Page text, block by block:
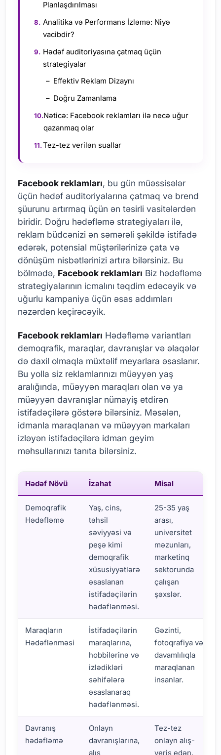
Planlaşdırılması
Analitika və Performans İzləmə: Niyə
vacibdir?
Hədəf auditoriyasına çatmaq üçün
strategiyalar
Effektiv Reklam Dizaynı
Doğru Zamanlama
Nəticə: Facebook reklamları ilə necə uğur
qazanmaq olar
Tez-tez verilən suallar
Facebook reklamları, bu gün müəssisələr
üçün hədəf auditoriyalarına çatmaq və brend
şüurunu artırmaq üçün ən təsirli vasitələrdən
biridir. Doğru hədəfləmə strategiyaları ilə,
reklam büdcənizi ən səmərəli şəkildə istifadə
edərək, potensial müştərilərinizə çata və
dönüşüm nisbətlərinizi artıra bilərsiniz. Bu
bölmədə, Facebook reklamları Biz hədəfləmə
strategiyalarının icmalını təqdim edəcəyik və
uğurlu kampaniya üçün əsas addımları
nəzərdən keçirəcəyik.
Facebook reklamları Hədəfləmə variantları
demoqrafik, maraqlar, davranışlar və əlaqələr
də daxil olmaqla müxtəlif meyarlara əsaslanır.
Bu yolla siz reklamlarınızı müəyyən yaş
aralığında, müəyyən maraqları olan və ya
müəyyən davranışlar nümayiş etdirən
istifadəçilərə göstərə bilərsiniz. Məsələn,
idmanla maraqlanan və müəyyən markaları
izləyən istifadəçilərə idman geyim
məhsullarınızı tanıta bilərsiniz.
Hədəf Növü İzahat Misal
Demoqrafik
Hədəfləmə
Yaş, cins,
təhsil
səviyyəsi və
peşə kimi
demoqrafik
xüsusiyyətlərə
əsaslanan
istifadəçilərin
hədəflənməsi.
25-35 yaş
arası,
universitet
məzunları,
marketinq
sektorunda
çalışan
şəxslər.
Maraqların
Hədəflənməsi
İstifadəçilərin
maraqlarına,
hobbilərinə və
izlədikləri
səhifələrə
əsaslanaraq
hədəflənməsi.
Gəzinti,
fotoqrafiya və
davamlılıqla
maraqlanan
insanlar.
Davranış
hədəfləmə
Onlayn
davranışlarına,
alış
Tez-tez
onlayn alış-
veriş edən,